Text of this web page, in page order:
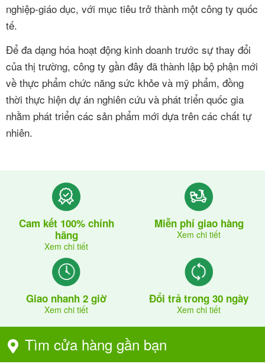
nghiệp-giáo dục, với mục tiêu trở thành một công ty quốc
tế.
Để đa dạng hóa hoạt động kinh doanh trước sự thay đổi
của thị trường, công ty gần đây đã thành lập bộ phận mới
về thực phẩm chức năng sức khỏe và mỹ phẩm, đồng
thời thực hiện dự án nghiên cứu và phát triển quốc gia
nhằm phát triển các sản phẩm mới dựa trên các chất tự
nhiên.
Cam kết 100% chính
hãng
Xem chi tiết
Miễn phí giao hàng
Xem chi tiết
Giao nhanh 2 giờ
Xem chi tiết
Đổi trả trong 30 ngày
Xem chi tiết
Tìm cửa hàng gần bạn